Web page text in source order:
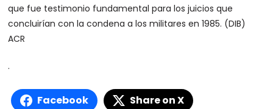
que fue testimonio fundamental para los juicios que
concluirían con la condena a los militares en 1985. (DIB)
ACR
.
Facebook Share on X